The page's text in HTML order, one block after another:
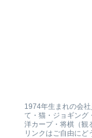
1974年生まれの会
て・猫・ジョギング
洋カープ・将棋（観
リンクはご自由にど